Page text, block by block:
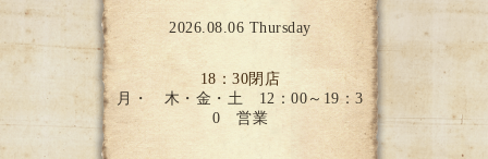
2026.08.06 Thursday
18：30閉店
月・ 木・金・土 12：00～19：3
0 営業